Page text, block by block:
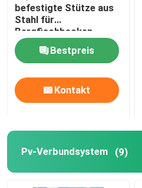
befestigte Stütze aus
Stahl für
Bergfischbecken
Bestpreis
Kontakt
Pv-Verbundsystem (9)